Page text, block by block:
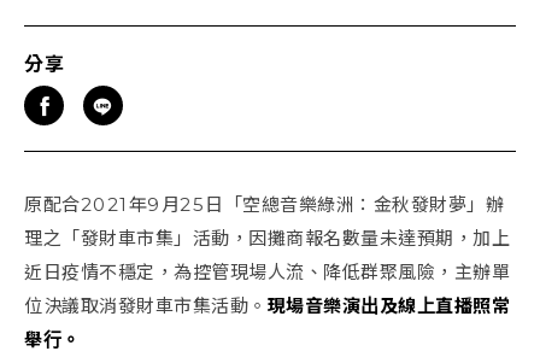
分享
原配合2021 年9 月25 日「空總音樂綠洲：金秋發財夢」辦
理之「發財車市集」活動，因攤商報名數量未達預期，加上
近日疫情不穩定，為控管現場人流、降低群聚風險，主辦單
位決議取消發財車市集活動。 現場音樂演出及線上直播照常
舉行。